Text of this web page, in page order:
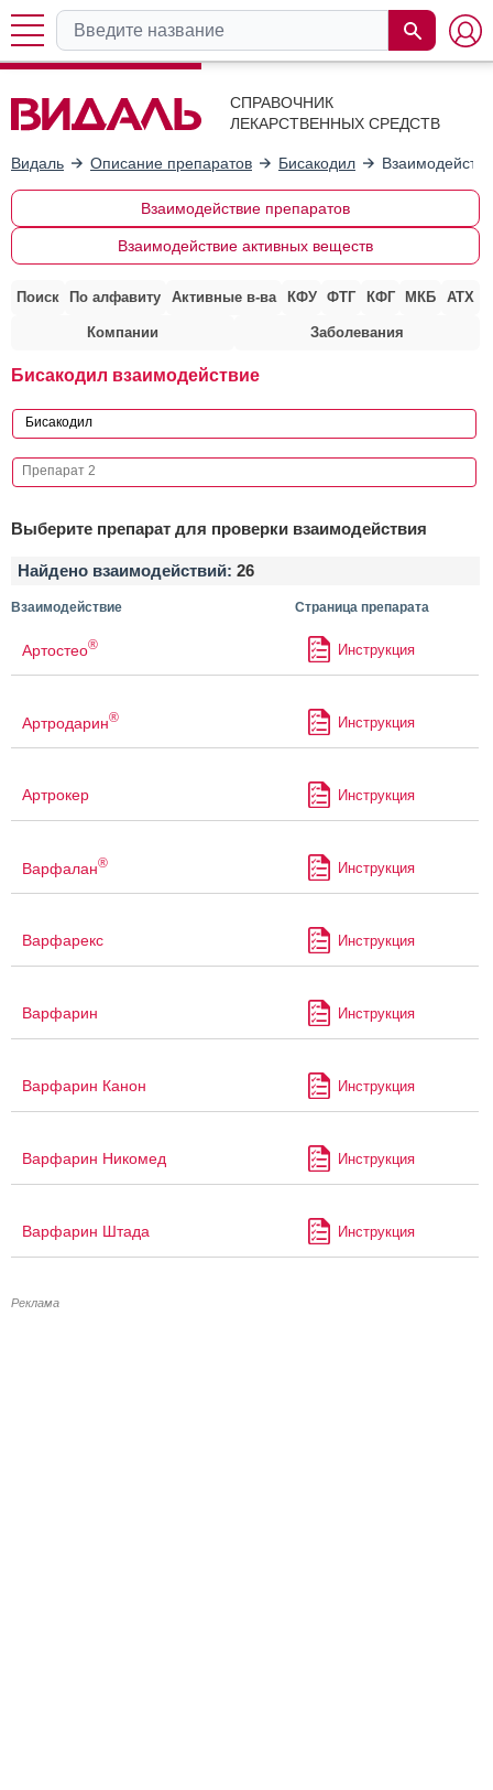
СПРАВОЧНИК
ЛЕКАРСТВЕННЫХ СРЕДСТВ
Видаль Описание препаратов Бисакодил
Взаимодействие препаратов
Взаимодействие активных веществ
Поиск По алфавиту Активные в-ва КФУ ФТГ КФГ МКБ АТХ
Компании Заболевания
Бисакодил взаимодействие
Выберите препарат для проверки взаимодействия
Найдено взаимодействий: 26
Взаимодействие Страница препарата
Артостео® Инструкция
Артродарин® Инструкция
Артрокер Инструкция
Варфалан® Инструкция
Варфарекс Инструкция
Варфарин Инструкция
Варфарин Канон Инструкция
Варфарин Никомед Инструкция
Варфарин Штада Инструкция
Реклама